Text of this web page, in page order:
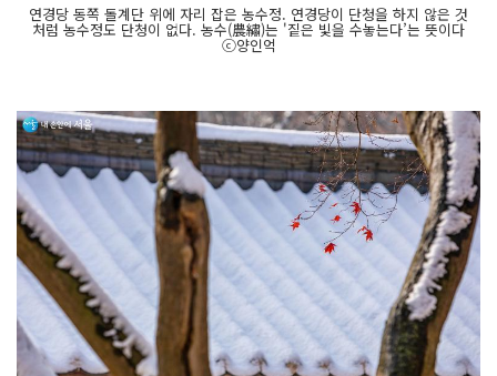
연경당 동쪽 돌계단 위에 자리 잡은 농수정. 연경당이 단청을 하지 않은 것
처럼 농수정도 단청이 없다. 농수(農繡)는 '짙은 빛을 수놓는다’는 뜻이다
ⓒ양인억